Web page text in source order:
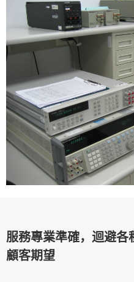
服務專業準確，迴避各
顧客期望